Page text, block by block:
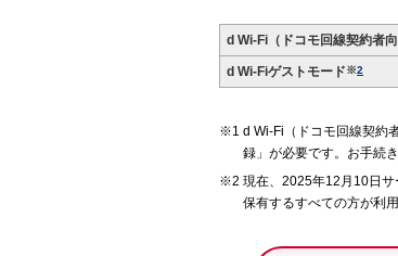
d Wi-Fi（ドコモ回線契約者向
d Wi-Fiゲストモード※2
d Wi-Fi（ドコモ回線契約
録」が必要です。お手続き
現在、2025年12月10日
保有するすべての方が利